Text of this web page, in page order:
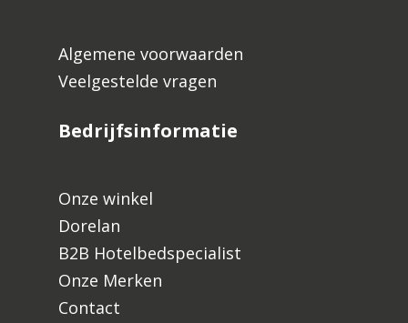
Algemene voorwaarden
Veelgestelde vragen
Bedrijfsinformatie
Onze winkel
Dorelan
B2B Hotelbedspecialist
Onze Merken
Contact